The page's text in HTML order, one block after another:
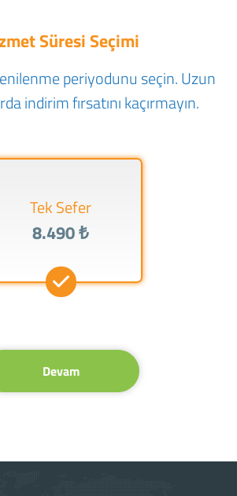
Süresi Seçimi
periyodunu seçin. Uzun
indirim fırsatını kaçırmayın.
Tek Sefer
8.490 ₺
Devam